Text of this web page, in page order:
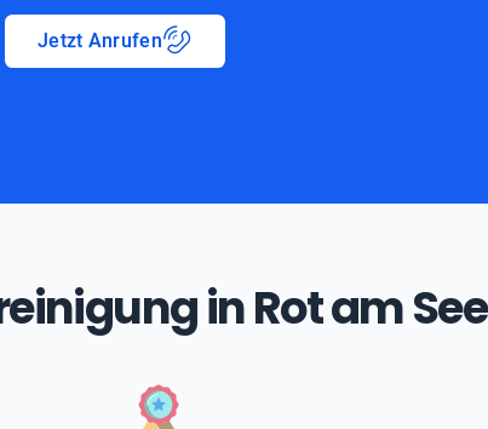
Jetzt Anrufen
in Rot am See